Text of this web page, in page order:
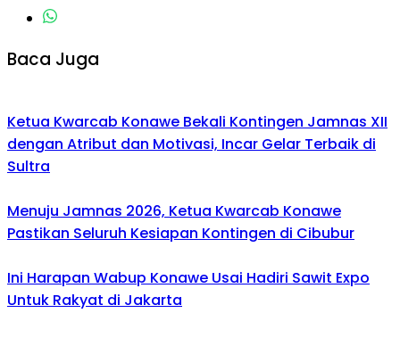
Baca Juga
Ketua Kwarcab Konawe Bekali Kontingen Jamnas XII
dengan Atribut dan Motivasi, Incar Gelar Terbaik di
Sultra
Menuju Jamnas 2026, Ketua Kwarcab Konawe
Pastikan Seluruh Kesiapan Kontingen di Cibubur
Ini Harapan Wabup Konawe Usai Hadiri Sawit Expo
Untuk Rakyat di Jakarta